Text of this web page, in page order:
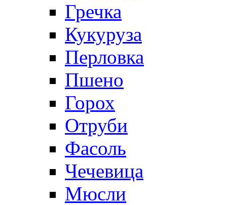
Гречка
Кукуруза
Перловка
Пшено
Горох
Отруби
Фасоль
Чечевица
Мюсли